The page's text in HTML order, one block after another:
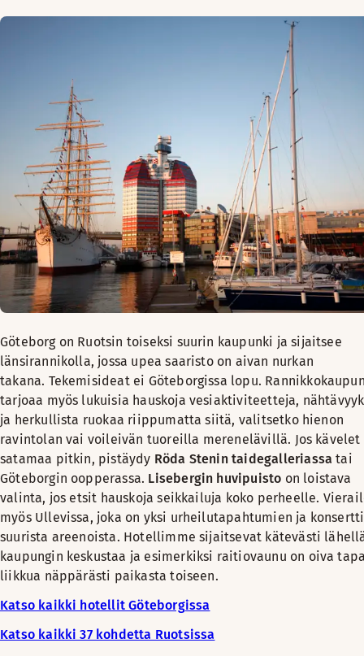
Göteborg on Ruotsin toiseksi suurin kaupunki ja sijaitsee
länsirannikolla, jossa upea saaristo on aivan nurkan
takana. Tekemisideat ei Göteborgissa lopu.
tarjoaa myös lukuisia hauskoja vesiaktiviteetteja,
ja herkullista ruokaa riippumatta siitä, valitsetko hienon
ravintolan vai voileivän tuoreilla merenelävillä. Jos kävelet
satamaa pitkin, pistäydy Röda Stenin taidegalleriassa tai
Göteborgin oopperassa. Lisebergin huvipuisto on loistava
valinta, jos etsit hauskoja seikkailuja koko perheelle.
myös Ullevissa, joka on yksi urheilutapahtumien ja
suurista areenoista. Hotellimme sijaitsevat kätevästi
kaupungin keskustaa ja esimerkiksi raitiovaunu on oiva
liikkua näppärästi paikasta toiseen.
Katso kaikki hotellit Göteborgissa
Katso kaikki 37 kohdetta Ruotsissa